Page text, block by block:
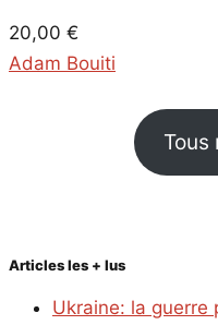
20,00 €
Adam Bouiti
Tous
Articles les + lus
Ukraine: la guerre